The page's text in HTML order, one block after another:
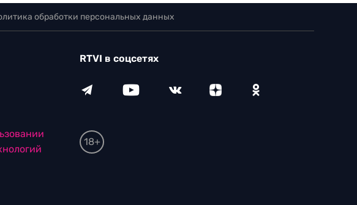
обработки персональных данных
RTVI в соцсетях
18+